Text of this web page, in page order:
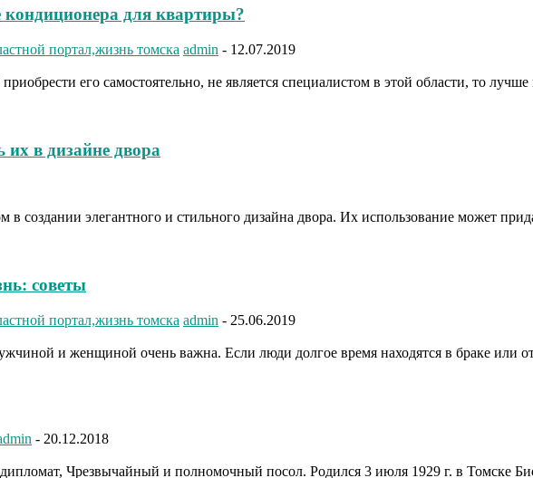
для квартиры?
портал,жизнь томска admin - 12.07.2019
его самостоятельно, не является специалистом в этой области, то
в дизайне двора
создании элегантного и стильного дизайна двора. Их использование может
советы
портал,жизнь томска admin - 25.06.2019
и женщиной очень важна. Если люди долгое время находятся в браке или
- 20.12.2018
Чрезвычайный и полномочный посол. Родился 3 июля 1929 г. в Томске